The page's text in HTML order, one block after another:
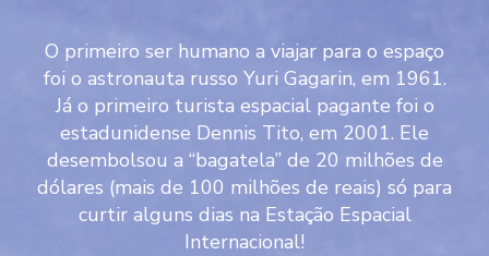
O primeiro ser humano a viajar para o espaço
foi o astronauta russo Yuri Gagarin, em 1961.
Já o primeiro turista espacial pagante foi o
estadunidense Dennis Tito, em 2001. Ele
desembolsou a “bagatela” de 20 milhões de
dólares (mais de 100 milhões de reais) só para
curtir alguns dias na Estação Espacial
Internacional!